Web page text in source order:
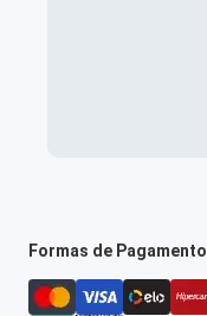
Formas de Pagamento